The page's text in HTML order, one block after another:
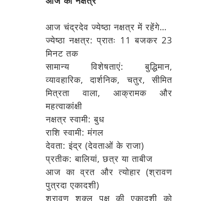
आज चंद्रदेव ज्येष्ठा नक्षत्र में रहेंगे…
ज्येष्ठा नक्षत्र: प्रातः 11 बजकर 23
मिनट तक
सामान्य विशेषताएं: बुद्धिमान,
व्यावहारिक, दार्शनिक, चतुर, सीमित
मित्रता वाला, आक्रामक और
महत्वाकांक्षी
नक्षत्र स्वामी: बुध
राशि स्वामी: मंगल
देवता: इंद्र (देवताओं के राजा)
प्रतीक: बालियां, छत्र या ताबीज
आज का व्रत और त्योहार (श्रावण
पुत्रदा एकादशी)
श्रावण शुक्ल पक्ष की एकादशी को